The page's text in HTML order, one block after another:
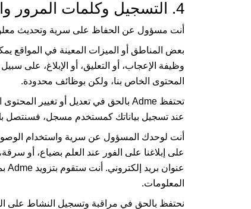
4. التسجيل وكلمات المرور والمسؤوليات
أنت مسؤول عن الحفاظ على سرية وتحديث
بعض المناطق أو الميزات المعينة في المواقع
وظيفة الإعجاب، أو التعليق، أو الإبلاغ، على
المحتوى الخاص بنا، ولكن بوظائف محدودة.
تحتفظ Adme بالحق في تعديل أو تغيير
عند تسجيل بياناتك كمستخدم مسجل، فسنتصل
أنت لوحدك المسؤول عن سرية واستخدام
على إبلاغنا على الفور عند العلم بضياع، أو
عنوان بريد إلكتروني. أنت ستقوم بتزويد Adme
المعلومات.
نحتفظ بالحق في مراقبة وتسجيل النشاط على